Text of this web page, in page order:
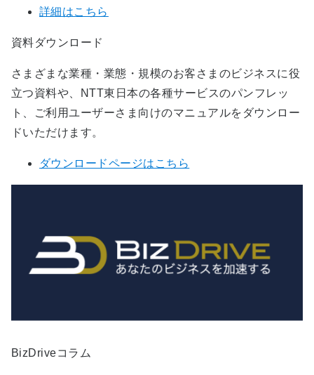
詳細はこちら
資料ダウンロード
さまざまな業種・業態・規模のお客さまのビジネスに役
立つ資料や、NTT東日本の各種サービスのパンフレッ
ト、ご利用ユーザーさま向けのマニュアルをダウンロー
ドいただけます。
ダウンロードページはこちら
BizDriveコラム